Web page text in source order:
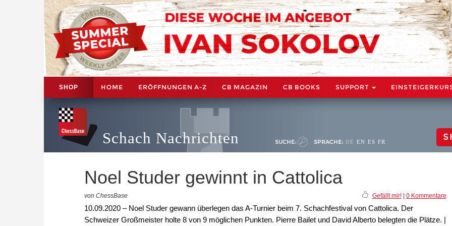
SHOP HOME ERÖFFNUNGEN A-Z CB MAGAZIN CB BOOKS SUPPORT
Schach Nachrichten SUCHE: SPRACHE: DE EN ES FR
Noel Studer gewinnt in Cattolica
von ChessBase Gefällt mir!| 0 Kommentare
10.09.2020 – Noel Studer gewann überlegen das A-Turnier beim 7. Schachfestival von Cattolica. Der
Schweizer Großmeister holte 8 von 9 möglichen Punkten. Pierre Bailet und David Alberto belegten die Plätze. |